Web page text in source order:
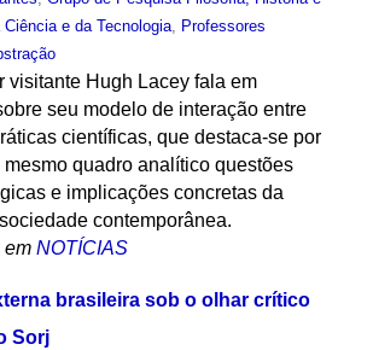
e da Tecnologia, Professores
visitante Hugh Lacey fala em
seu modelo de interação entre
científicas, que destaca-se por
mesmo quadro analítico questões
e implicações concretas da
contemporânea.
em NOTÍCIAS
brasileira sob o olhar crítico
Sorj